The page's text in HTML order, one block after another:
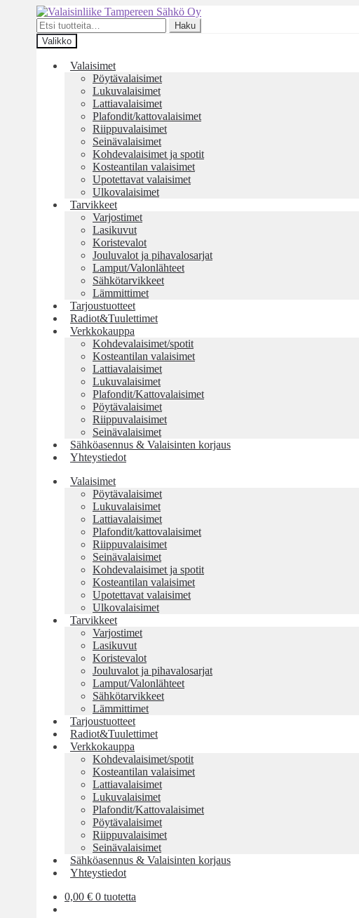
Siirry
navigointiin
Siirry
sisältöön
Etsi:
Haku
Valikko
Valaisimet
Pöytävalaisimet
Lukuvalaisimet
Lattiavalaisimet
Plafondit/kattovalaisimet
Riippuvalaisimet
Seinävalaisimet
Kohdevalaisimet ja spotit
Kosteantilan valaisimet
Upotettavat valaisimet
Ulkovalaisimet
Tarvikkeet
Varjostimet
Lasikuvut
Koristevalot
Jouluvalot ja pihavalosarjat
Lamput/Valonlähteet
Sähkötarvikkeet
Lämmittimet
Tarjoustuotteet
Radiot&Tuulettimet
Verkkokauppa
Kohdevalaisimet/spotit
Kosteantilan valaisimet
Lattiavalaisimet
Lukuvalaisimet
Plafondit/Kattovalaisimet
Pöytävalaisimet
Riippuvalaisimet
Seinävalaisimet
Sähköasennus & Valaisinten korjaus
Yhteystiedot
Valaisimet
Pöytävalaisimet
Lukuvalaisimet
Lattiavalaisimet
Plafondit/kattovalaisimet
Riippuvalaisimet
Seinävalaisimet
Kohdevalaisimet ja spotit
Kosteantilan valaisimet
Upotettavat valaisimet
Ulkovalaisimet
Tarvikkeet
Varjostimet
Lasikuvut
Koristevalot
Jouluvalot ja pihavalosarjat
Lamput/Valonlähteet
Sähkötarvikkeet
Lämmittimet
Tarjoustuotteet
Radiot&Tuulettimet
Verkkokauppa
Kohdevalaisimet/spotit
Kosteantilan valaisimet
Lattiavalaisimet
Lukuvalaisimet
Plafondit/Kattovalaisimet
Pöytävalaisimet
Riippuvalaisimet
Seinävalaisimet
Sähköasennus & Valaisinten korjaus
Yhteystiedot
0,00 € 0 tuotetta